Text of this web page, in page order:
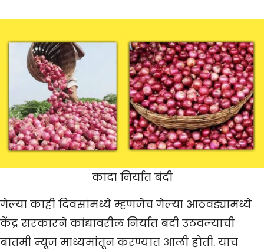
कांदा निर्यात बंदी
गेल्या काही दिवसांमध्ये म्हणजेच गेल्या आठवड्यामध्ये
केंद्र सरकारने कांद्यावरील निर्यात बंदी उठवल्याची
बातमी न्यूज माध्यमांतून करण्यात आली होती. याच